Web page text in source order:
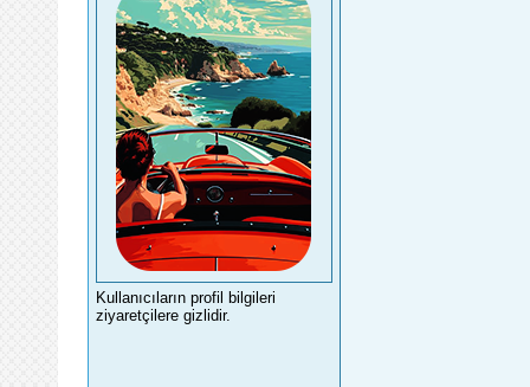
Kullanıcıların profil bilgileri
ziyaretçilere gizlidir.